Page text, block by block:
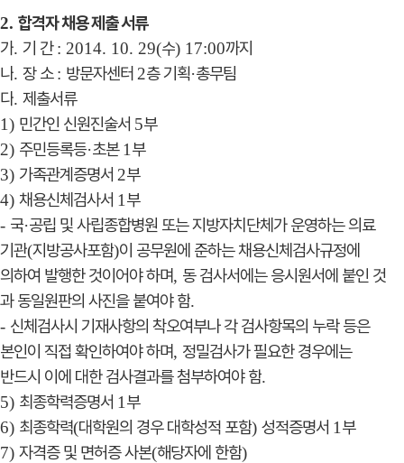
2. 합격자 채용 제출 서류
가. 기 간: 2014. 10. 29(수) 17:00까지
나. 장 소: 방문자센터 2층 기획·총무팀
다. 제출서류
1) 민간인 신원진술서 5부
2) 주민등록등·초본1 부
3) 가족관계증명서 2부
4) 채용신체검사서 1 부
- 국·공립 및 사립종합병원 또는 지방자치단체가 운영하는 의료
기관(지방공사포함)이 공무원에 준하는 채용신체검사규정에
의하여 발행한 것이어야 하며, 동 검사서에는 응시원서에 붙인 것
과 동일원판의 사진을 붙여야 함.
- 신체검사시 기재사항의 착오여부나 각 검사항목의 누락 등은
본인이 직접 확인하여야 하며, 정밀검사가 필요한 경우에는
반드시 이에 대한 검사결과를 첨부하여야 함.
5) 최종학력증명서 1 부
6) 최종학력(대학원의 경우 대학성적 포함) 성적증명서 1 부
7) 자격증 및 면허증 사본(해당자에 한함)